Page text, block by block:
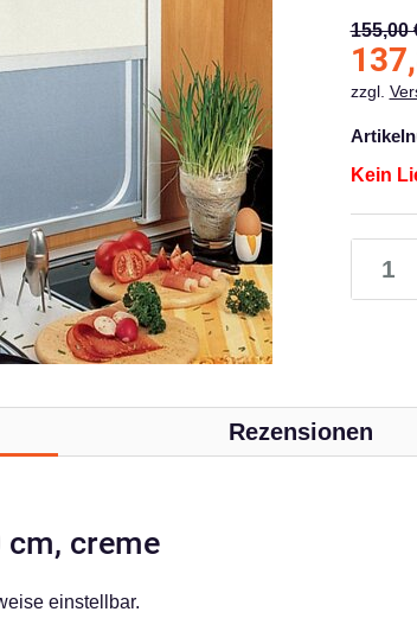
155,00
zzgl.
Kein
Rezensionen
cm, creme
einstellbar.